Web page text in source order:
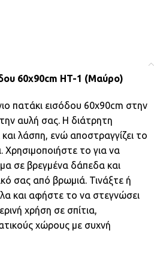
60x90cm HT-1 (Μαύρο)
πατάκι εισόδου 60x90cm στην
αυλή σας. Η διάτρητη
λάσπη, ενώ αποστραγγίζει το
Χρησιμοποιήστε το για να
σε βρεγμένα δάπεδα και
σας από βρωμιά. Τινάξτε ή
και αφήστε το να στεγνώσει
χρήση σε σπίτια,
χώρους με συχνή